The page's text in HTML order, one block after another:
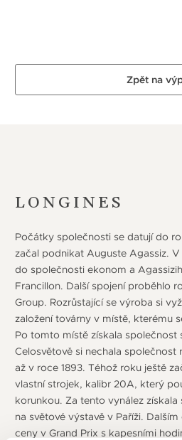
Zpět na
LONGINES
Počátky společnosti se datují do
začal podnikat Auguste Agassiz. V
do společnosti ekonom a
Francillon. Další spojení proběhlo
Group. Rozrůstající se výroba si
založení továrny v místě, kterému
Po tomto místě získala společnost
Celosvětově si nechala
až v roce 1893. Téhož roku ještě
vlastní strojek, kalibr 20A, který
korunkou. Za tento vynález
na světové výstavě v Paříži.
ceny v Grand Prix s kapesními